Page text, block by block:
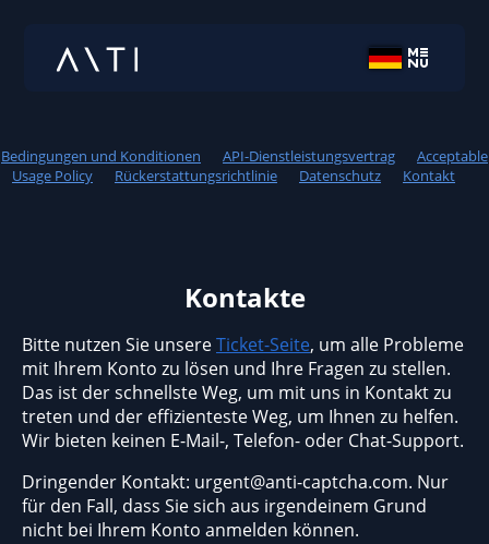
Bedingungen und Konditionen API-Dienstleistungsvertrag
Acceptable
Usage Policy
Rückerstattungsrichtlinie Datenschutz Kontakt
Kontakte
Bitte nutzen Sie unsereTicket-Seite, um alle Probleme
mit Ihrem Konto zu lösen und Ihre Fragen zu stellen.
Das ist der schnellste Weg, um mit uns in Kontakt zu
treten und der effizienteste Weg, um Ihnen zu helfen.
Wir bieten keinen E-Mail-, Telefon- oder Chat-Support.
Dringender Kontakt: urgent@anti-captcha.com. Nur
für den Fall, dass Sie sich aus irgendeinem Grund
nicht bei Ihrem Konto anmelden können.